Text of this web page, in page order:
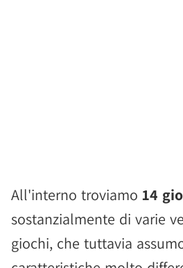
All'interno troviamo 14
sostanzialmente di varie
giochi, che tuttavia